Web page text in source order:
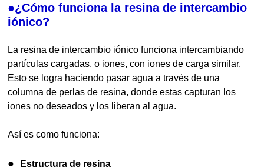
●¿Cómo funciona la resina de intercambio
iónico?
La resina de intercambio iónico funciona intercambiando
partículas cargadas, o iones, con iones de carga similar.
Esto se logra haciendo pasar agua a través de una
columna de perlas de resina, donde estas capturan los
iones no deseados y los liberan al agua.
Así es como funciona:
●
Estructura de resina